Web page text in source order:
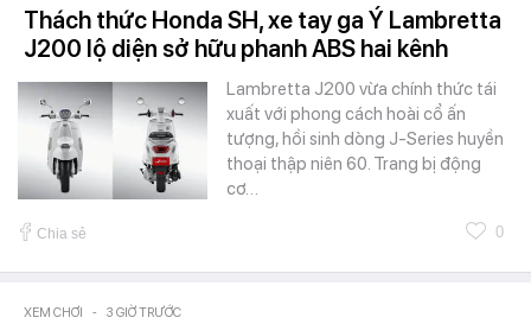
Thách thức Honda SH, xe tay ga Ý Lambretta
J200 lộ diện sở hữu phanh ABS hai kênh
Lambretta J200 vừa chính thức tái
xuất với phong cách hoài cổ ấn
tượng, hồi sinh dòng J-Series huyền
thoại thập niên 60. Trang bị động
cơ…
Chia sẻ 0
XEM CHƠI - 3 GIỜ TRƯỚC